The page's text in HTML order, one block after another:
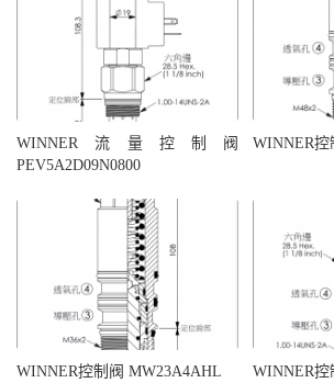
WINNER流量控制阀
PEV5A2D09N0800
WINNER
WINNER控制阀 MW23A4AHL WINNER